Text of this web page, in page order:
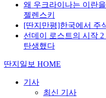
왜 우크라이나는 이란
젤렌스키
[딴지만평]한국에서 주
선데이 로스트의 시작
탄생했다
딴지일보 HOME
기사
최신 기사